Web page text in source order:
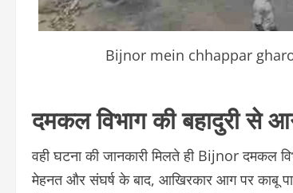
Bijnor mein chhappar
दमकल विभाग की बहादुरी से
वही घटना की जानकारी मिलते ही Bijnor दमकल
मेहनत और संघर्ष के बाद, आखिरकार आग पर काबू